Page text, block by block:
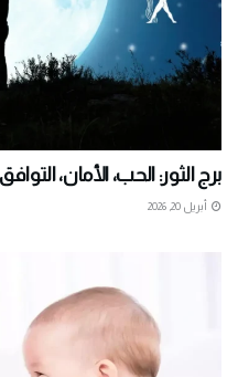
برج الثور: الحب، الأمان،
أبريل 20, 2026